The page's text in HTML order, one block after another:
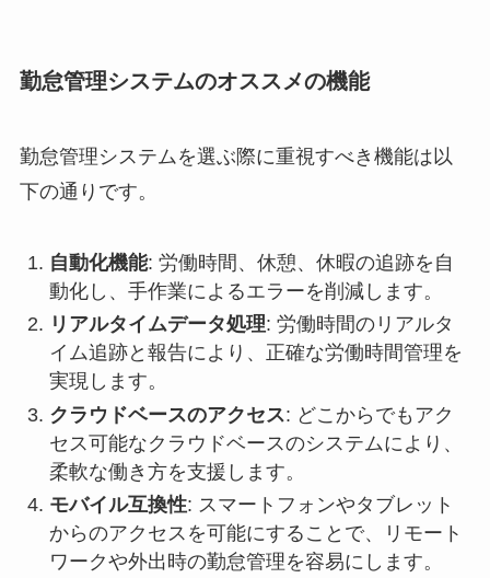
勤怠管理システムのオススメの機能
勤怠管理システムを選ぶ際に重視すべき機能は以
下の通りです。
自動化機能: 労働時間、休憩、休暇の追跡を自
動化し、手作業によるエラーを削減します。
リアルタイムデータ処理: 労働時間のリアルタ
イム追跡と報告により、正確な労働時間管理を
実現します。
クラウドベースのアクセス: どこからでもアク
セス可能なクラウドベースのシステムにより、
柔軟な働き方を支援します。
モバイル互換性: スマートフォンやタブレット
からのアクセスを可能にすることで、リモート
ワークや外出時の勤怠管理を容易にします。